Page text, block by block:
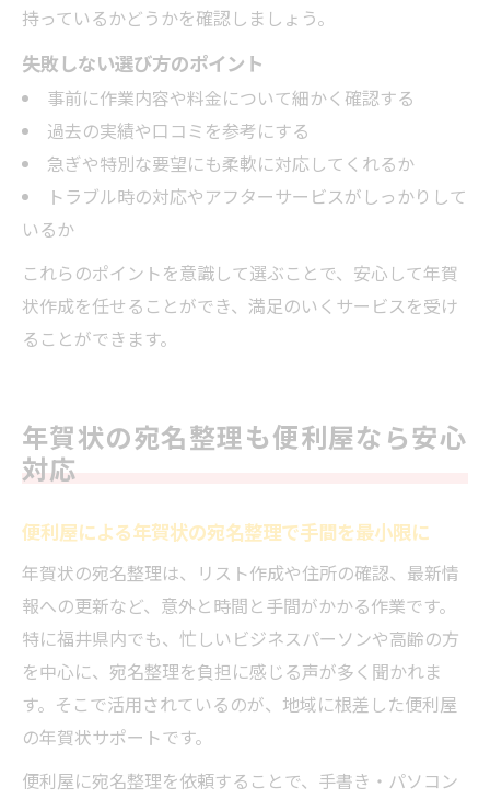
持っているかどうかを確認しましょう。
失敗しない選び方のポイント
事前に作業内容や料金について細かく確認する
過去の実績や口コミを参考にする
急ぎや特別な要望にも柔軟に対応してくれるか
トラブル時の対応やアフターサービスがしっかりして
いるか
これらのポイントを意識して選ぶことで、安心して年賀
状作成を任せることができ、満足のいくサービスを受け
ることができます。
年賀状の宛名整理も便利屋なら安心
対応
便利屋による年賀状の宛名整理で手間を最小限に
年賀状の宛名整理は、リスト作成や住所の確認、最新情
報への更新など、意外と時間と手間がかかる作業です。
特に福井県内でも、忙しいビジネスパーソンや高齢の方
を中心に、宛名整理を負担に感じる声が多く聞かれま
す。そこで活用されているのが、地域に根差した便利屋
の年賀状サポートです。
便利屋に宛名整理を依頼することで、手書き・パソコン